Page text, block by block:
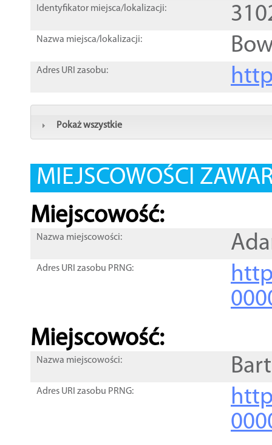
Identyfikator miejsca/lokalizacji:
Nazwa miejsca/lokalizacji:
Adres URI zasobu:
Pokaż wszystkie
MIEJSCOWOŚCI
Miejscowość:
Nazwa miejscowości:
Adres URI zasobu PRNG:
Miejscowość:
Nazwa miejscowości:
Adres URI zasobu PRNG: